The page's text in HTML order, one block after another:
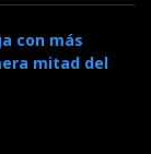
con más
mitad del